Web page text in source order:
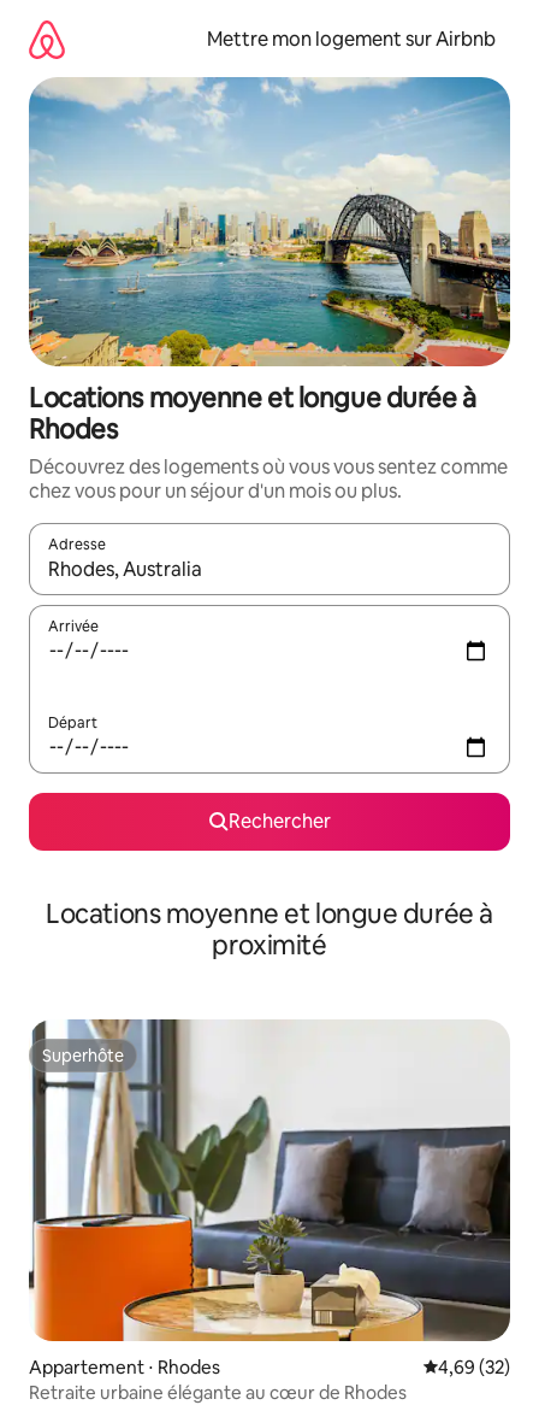
directement
contenu
Mettre mon logement sur Airbnb
Locations moyenne et longue durée à
Rhodes
Découvrez des logements où vous vous sentez comme
chez vous pour un séjour d'un mois ou plus.
Adresse
Lorsque les résultats s'affichent, utilisez les flèches vers le
Arrivée
Départ
Rechercher
Locations moyenne et longue durée à
proximité
Superhôte
Superhôte
Appartement ⋅ Rhodes Évaluation
4,69 (32)
Retraite urbaine élégante au cœur de Rhodes